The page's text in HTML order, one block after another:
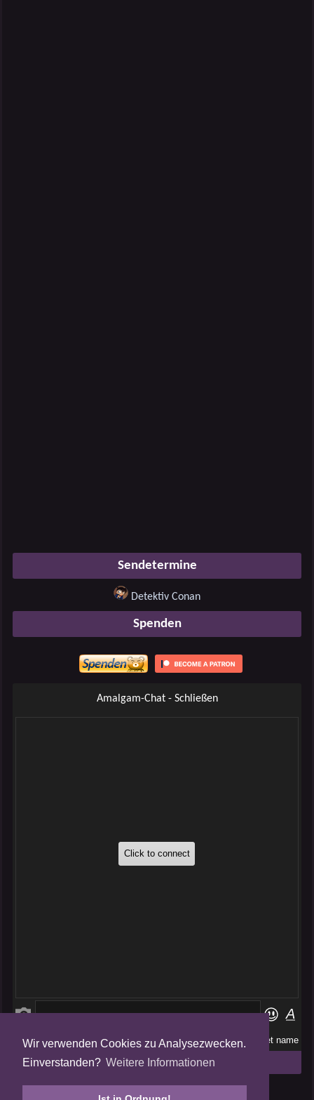
Wir verwenden Cookies zu Analysezwecken.
Einverstanden? Weitere Informationen
Sendetermine
Detektiv Conan
Spenden
Amalgam-Chat - Schließen
Folge uns auf
Tweets by AmalgamFansubs